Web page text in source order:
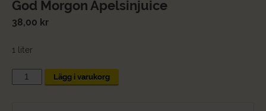
God Morgon Apelsinjuice
38,00 kr
1 liter
God
Morgon
Lägg i varukorg